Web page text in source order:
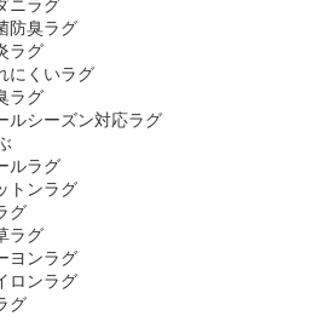
ニラグ
防臭ラグ
ラグ
にくいラグ
ラグ
ルシーズン対応ラグ
ルラグ
トンラグ
グ
ラグ
ヨンラグ
ロンラグ
グ